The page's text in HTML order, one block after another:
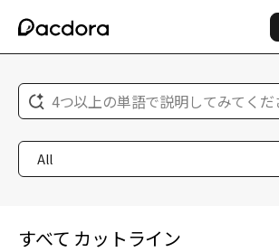
4つ以上の単語で説明してみてくだ
All
すべて カットライン